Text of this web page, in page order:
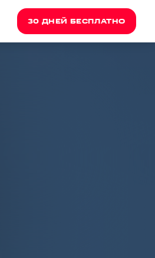
30 ДНЕЙ БЕСПЛАТНО